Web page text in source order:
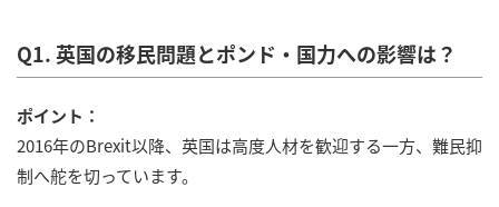
Q1. 英国の移民問題とポンド・国力への影響は？
ポイント：
2016年のBrexit以降、英国は高度人材を歓迎する一方、難民抑
制へ舵を切っています。